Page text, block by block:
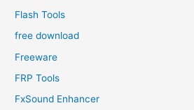
Flash Tools
free download
Freeware
FRP Tools
FxSound Enhancer